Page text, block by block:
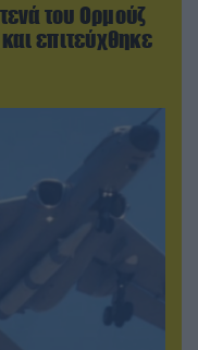
του Ορμούζ
επιτεύχθηκε